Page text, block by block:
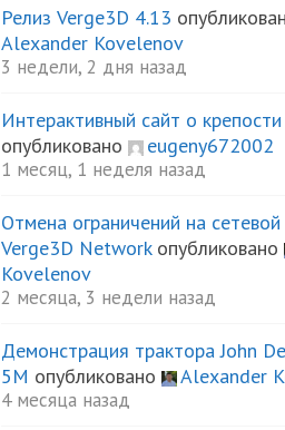
Релиз Verge3D 4.13
Alexander Kovelenov
3 недели, 2 дня назад
Интерактивный сайт о крепости
опубликовано
eugeny672002
1 месяц, 1 неделя назад
Отмена ограничений на
Verge3D Networkопубликовано
Kovelenov
2 месяца, 3 недели назад
Демонстрация трактора John
5М опубликовано Alexander
4 месяца назад